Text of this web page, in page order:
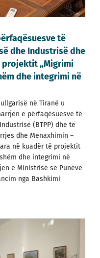
të
dhe Industrisë dhe
projektit „Migrimi
dhe integrimi në
në Tiranë u
e përfaqësuesve të
(BTPP) dhe të
dhe Menaxhimin –
në kuadër të projektit
dhe integrimi në
e Ministrisë së Punëve
nga Bashkimi